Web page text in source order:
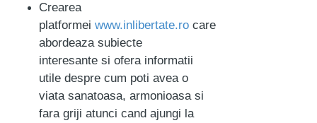
Crearea
platformei www.inlibertate.ro care
abordeaza subiecte
interesante si ofera informatii
utile despre cum poti avea o
viata sanatoasa, armonioasa si
fara griji atunci cand ajungi la